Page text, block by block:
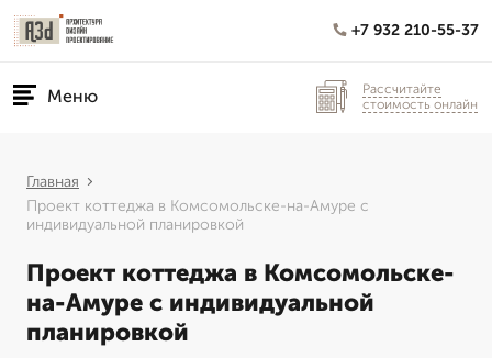
+7 932 210-55-37
Меню
Рассчитайте
стоимость онлайн
Главная
Проект коттеджа в Комсомольске-на-Амуре с
индивидуальной планировкой
Проект коттеджа в Комсомольске-
на-Амуре с индивидуальной
планировкой